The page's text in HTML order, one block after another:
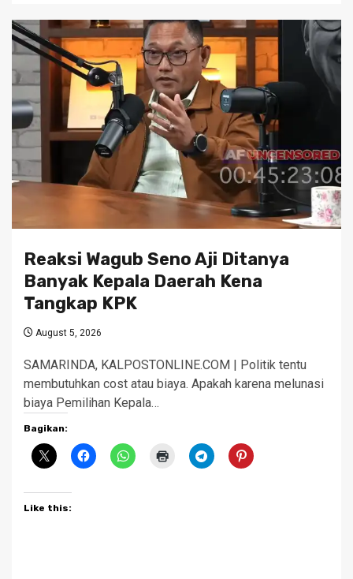
Reaksi Wagub Seno Aji Ditanya
Banyak Kepala Daerah Kena
Tangkap KPK
August 5, 2026
SAMARINDA, KALPOSTONLINE.COM | Politik tentu
membutuhkan cost atau biaya. Apakah karena melunasi
biaya Pemilihan Kepala…
Bagikan:
Like this: